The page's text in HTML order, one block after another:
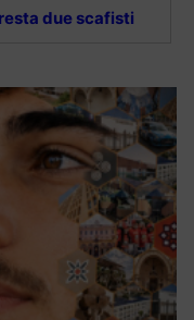
due scafisti